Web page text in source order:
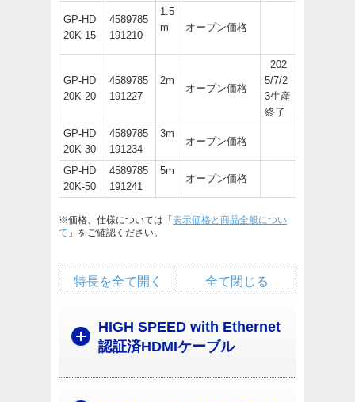
GP-HD
20K-15
4589785
191210
1.5
m
オープン価格
GP-HD
20K-20
4589785
191227
2m
オープン価格
202
5/7/2
3生産
終了
GP-HD
20K-30
4589785
191234
3m
オープン価格
GP-HD
20K-50
4589785
191241
5m
オープン価格
※価格、仕様については「 表示価格と商品全般につい
て 」をご確認ください。
全て閉じる
特長を全て開く
HIGH SPEED with Ethernet
認証済HDMIケーブル